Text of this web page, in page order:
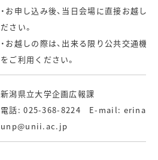
・お申し込み後、当日会場に直接お越しく
ださい。
・お越しの際は、出来る限り公共交通機関
をご利用ください。
新潟県立大学企画広報課
電話: 025-368-8224 E-mail: erina-
unp@unii.ac.jp